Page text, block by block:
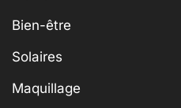
Bien-être
Solaires
Maquillage